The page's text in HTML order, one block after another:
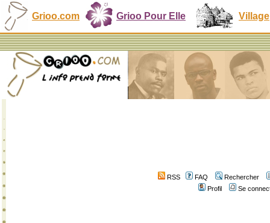
Grioo.com Grioo Pour Elle Village
RSS FAQ
Rechercher
Profil
Se